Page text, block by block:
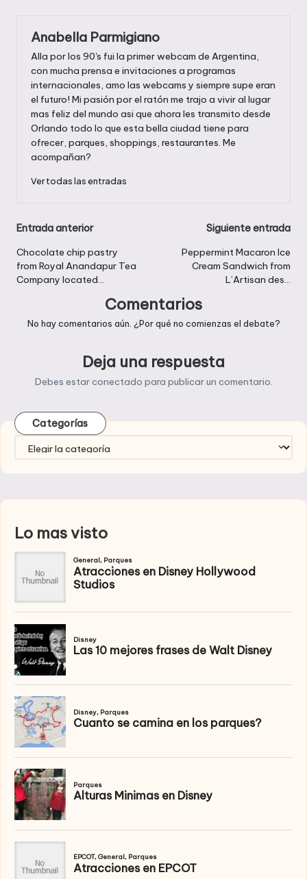
Anabella Parmigiano
Alla por los 90's fui la primer webcam de Argentina,
con mucha prensa e invitaciones a programas
internacionales, amo las webcams y siempre supe eran
el futuro! Mi pasión por el ratón me trajo a vivir al lugar
mas feliz del mundo asi que ahora les transmito desde
Orlando todo lo que esta bella ciudad tiene para
ofrecer, parques, shoppings, restaurantes. Me
acompañan?
Ver todas las entradas
Navegación
de
entradas
Entrada anterior
Chocolate chip pastry
from Royal Anandapur Tea
Company located…
Siguiente entrada
Peppermint Macaron Ice
Cream Sandwich from
L’Artisan des…
Comentarios
No hay comentarios aún. ¿Por qué no comienzas el debate?
Deja una respuesta
Debes estarconectado para publicar un comentario.
Categorías
Lo mas visto